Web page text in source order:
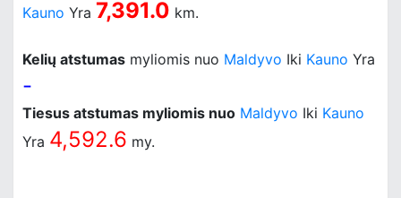
Kauno Yra 7,391.0 km.
Kelių atstumas myliomis nuo Maldyvo Iki Kauno Yra
-
Tiesus atstumas myliomis nuo Maldyvo Iki Kauno
Yra 4,592.6 my.